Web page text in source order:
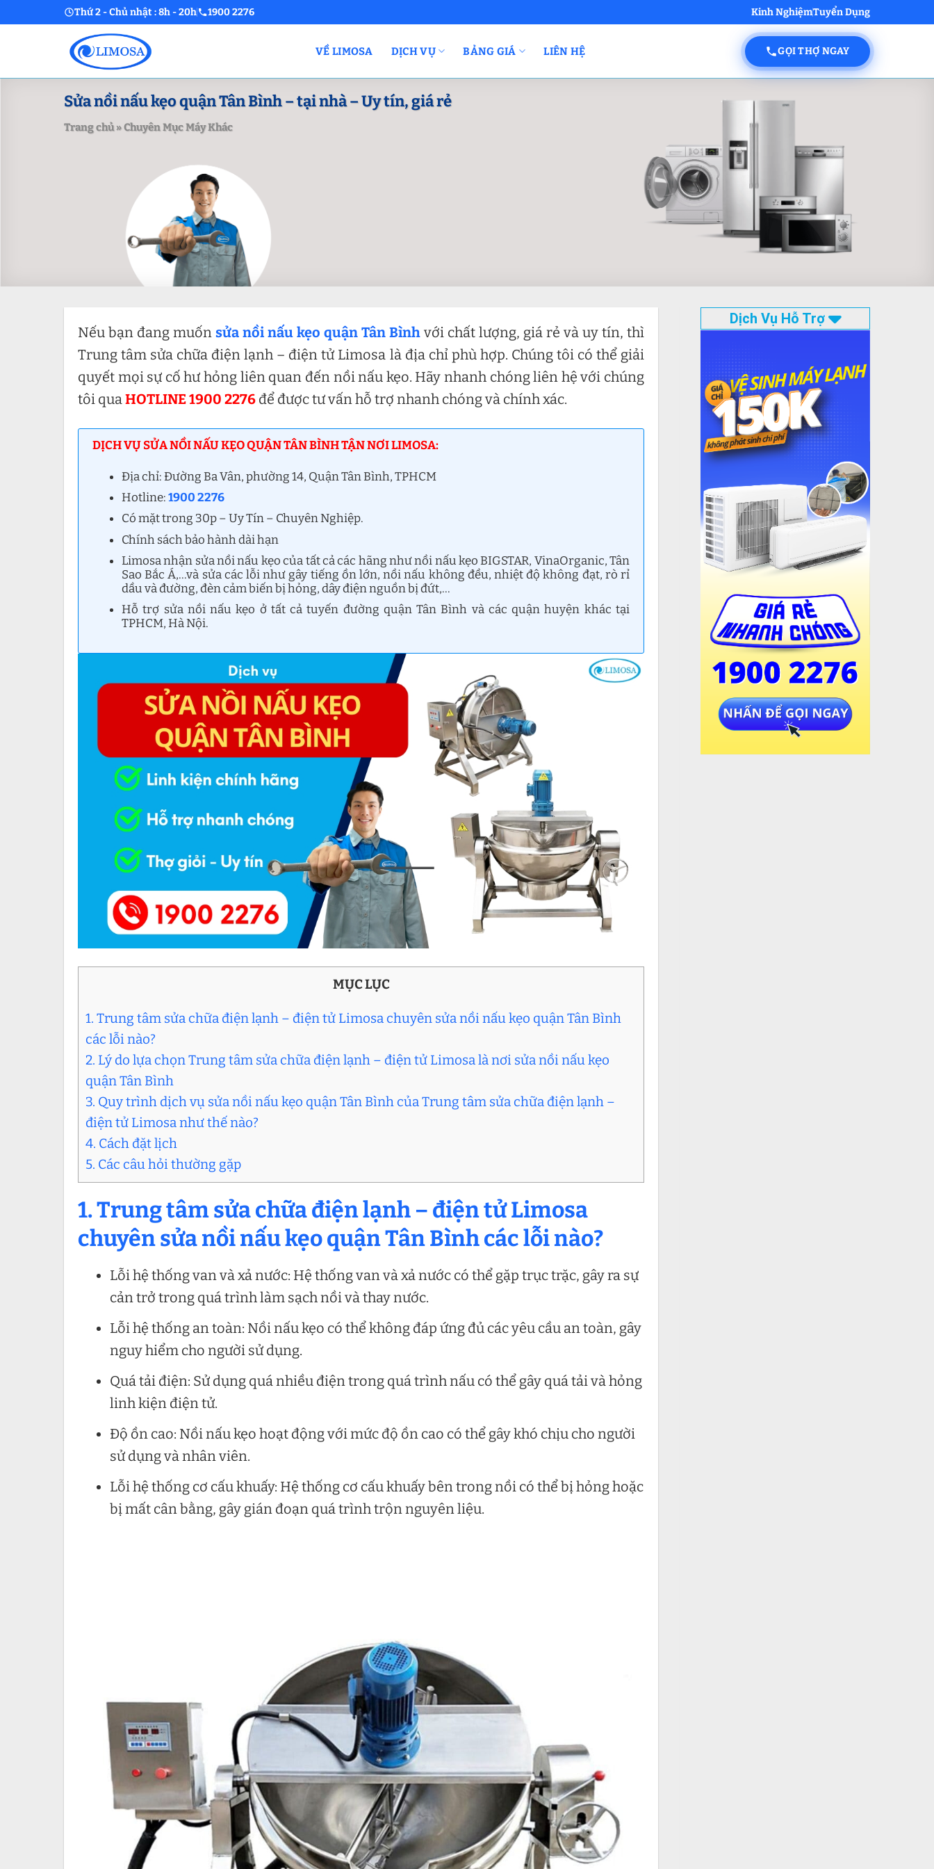
to
Thứ 2 - Chủ nhật : 8h - 20h 1900 2276 Kinh NghiệmTuyển Dụng
VỀ LIMOSA DỊCH VỤ BẢNG GIÁ LIÊN HỆ GỌI THỢ NGAY
Sửa nồi nấu kẹo quận Tân Bình – tại nhà – Uy tín, giá rẻ
Trang chủ»Chuyên Mục Máy Khác
Nếu bạn đang muốn sửa nồi nấu kẹo quận Tân Bình với chất lượng, giá rẻ và uy tín, thì
Trung tâm sửa chữa điện lạnh – điện tử Limosa là địa chỉ phù hợp. Chúng tôi có thể giải
quyết mọi sự cố hư hỏng liên quan đến nồi nấu kẹo. Hãy nhanh chóng liên hệ với chúng
tôi quaHOTLINE 1900 2276 để được tư vấn hỗ trợ nhanh chóng và chính xác.
DỊCH VỤ SỬA NỒI NẤU KẸO QUẬN TÂN BÌNH TẬN NƠI LIMOSA:
Địa chỉ: Đường Ba Vân, phường 14, Quận Tân Bình, TPHCM
Hotline:1900 2276
Có mặt trong 30p – Uy Tín – Chuyên Nghiệp.
Chính sách bảo hành dài hạn
Limosa nhận sửa nồi nấu kẹo của tất cả các hãng như nồi nấu kẹo BIGSTAR, VinaOrganic, Tân
Sao Bắc Á,…và sửa các lỗi như gây tiếng ồn lớn, nồi nấu không đều, nhiệt độ không đạt, rò rỉ
dầu và đường, đèn cảm biến bị hỏng, dây điện nguồn bị đứt,…
Hỗ trợ sửa nồi nấu kẹo ở tất cả tuyến đường quận Tân Bình và các quận huyện khác tại
TPHCM, Hà Nội.
MỤC LỤC
1. Trung tâm sửa chữa điện lạnh – điện tử Limosa chuyên sửa nồi nấu kẹo quận Tân Bình
các lỗi nào?
2. Lý do lựa chọn Trung tâm sửa chữa điện lạnh – điện tử Limosa là nơi sửa nồi nấu kẹo
quận Tân Bình
3. Quy trình dịch vụ sửa nồi nấu kẹo quận Tân Bình của Trung tâm sửa chữa điện lạnh –
điện tử Limosa như thế nào?
4. Cách đặt lịch
5. Các câu hỏi thường gặp
1.Trung tâm sửa chữa điện lạnh – điện tử Limosa
chuyênsửa nồi nấu kẹo quận Tân Bình các lỗi nào?
Lỗi hệ thống van và xả nước: Hệ thống van và xả nước có thể gặp trục trặc, gây ra sự
cản trở trong quá trình làm sạch nồi và thay nước.
Lỗi hệ thống an toàn: Nồi nấu kẹo có thể không đáp ứng đủ các yêu cầu an toàn, gây
nguy hiểm cho người sử dụng.
Quá tải điện: Sử dụng quá nhiều điện trong quá trình nấu có thể gây quá tải và hỏng
linh kiện điện tử.
Độ ồn cao: Nồi nấu kẹo hoạt động với mức độ ồn cao có thể gây khó chịu cho người
sử dụng và nhân viên.
Lỗi hệ thống cơ cấu khuấy: Hệ thống cơ cấu khuấy bên trong nồi có thể bị hỏng hoặc
bị mất cân bằng, gây gián đoạn quá trình trộn nguyên liệu.
Dịch Vụ Hỗ Trợ